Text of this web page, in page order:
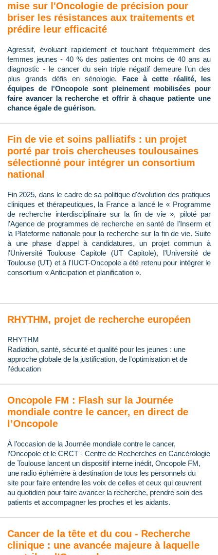
mise sur l'Oncologie de précision pour
briser les résistances aux traitements et
prédire leur efficacité
Agressif, évoluant rapidement et touchant fréquemment des
femmes jeunes - 40 % des patientes ont moins de 40 ans au
diagnostic - le cancer du sein triple négatif demeure l’un des
plus grands défis en sénologie. Face à cette réalité, les
équipes de l'Oncopole sont pleinement mobilisées pour
faire avancer la recherche et offrir à chaque patiente une
chance égale de guérison.
Fin de vie et soins palliatifs : un projet
porté par trois chercheuses toulousaines
sélectionné pour intégrer un consortium
national
Fin 2025, dans le cadre de sa politique d'évolution des pratiques
cliniques et thérapeutiques, la France a lancé le « Programme
de recherche interdisciplinaire sur la fin de vie », piloté par
l'Agence de programmes de recherche en santé de l'Inserm et
la Plateforme nationale pour la recherche sur la fin de vie. Suite
à une phase d'appel à candidatures, un projet commun à
l'Université Toulouse Capitole (UT Capitole), l'Université de
Toulouse (UT) et à l'IUCT-Oncopole a été retenu pour intégrer le
consortium « Anticipation et planification ».
RHYTHM, projet de recherche européen
RHYTHM
Radiation, santé, sécurité et qualité pour les jeunes : une
approche globale de la justification, de l'optimisation et de
l'éducation
Oncopole FM : Flash sur la Journée
mondiale contre le cancer, en direct de
l’Oncopole
À l’occasion de la Journée mondiale contre le cancer,
l’Oncopole et le CRCT - Centre de Recherches en Cancérologie
de Toulouse lancent un dispositif interne inédit, Oncopole FM,
une radio éphémère à destination de tous les personnels du
site pour faire entendre les voix de celles et ceux qui œuvrent
au quotidien pour faire avancer la recherche, prendre soin des
patients et accompagner les proches et les aidants.
Cancer de la tête et du cou - Recherche
clinique : une avancée majeure à laquelle